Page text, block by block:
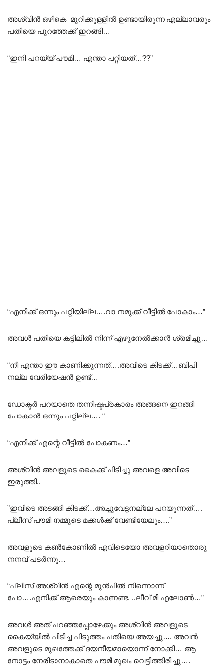
അശ്വിൻ ഒഴികെ മുറിക്കുള്ളിൽ ഉണ്ടായിരുന്ന എല്ലാവരും
പതിയെ പുറത്തേക്ക് ഇറങ്ങി….
“ഇനി പറയ്യ് പൗമി… എന്താ പറ്റിയത്…??”
“എനിക്ക് ഒന്നും പറ്റിയില്ല….വാ നമുക്ക് വീട്ടിൽ പോകാം…”
അവൾ പതിയെ കട്ടിലിൽ നിന്ന് എഴുനേൽക്കാൻ ശ്രമിച്ചു…
“നീ എന്താ ഈ കാണിക്കുന്നത്….അവിടെ കിടക്ക്…ബിപി
നല്ല വേരിയേഷൻ ഉണ്ട്…
ഡോക്ടർ പറയാതെ തന്നിഷ്ടപ്രകാരം അങ്ങനെ ഇറങ്ങി
പോകാൻ ഒന്നും പറ്റില്ല…. “
“എനിക്ക് എന്റെ വീട്ടിൽ പോകണം…”
അശ്വിൻ അവളുടെ കൈക്ക് പിടിച്ചു അവളെ അവിടെ
ഇരുത്തി..
”ഇവിടെ അടങ്ങി കിടക്ക്…അച്ചുവേട്ടനല്ലേ പറയുന്നത്….
പ്ലീസ് പൗമി നമ്മുടെ മക്കൾക്ക് വേണ്ടിയേലും….”
അവളുടെ കൺകോണിൽ എവിടെയോ അവളറിയാതൊരു
നനവ് പടർന്നു…
“പ്ലീസ് അശ്വിൻ എന്റെ മുൻപിൽ നിന്നൊന്ന്
പോ….എനിക്ക് ആരെയും കാണണ്ട. ..ലീവ് മീ എലോൺ…”
അവൾ അത് പറഞ്ഞപ്പോഴേക്കും അശ്വിൻ അവളുടെ
കൈയ്യിൽ പിടിച്ച പിടുത്തം പതിയെ അയച്ചു…. അവൻ
അവളുടെ മുഖത്തേക്ക് ദയനീയമായൊന്ന് നോക്കി… ആ
നോട്ടം നേരിടാനാകാതെ പൗമി മുഖം വെട്ടിത്തിരിച്ചു….